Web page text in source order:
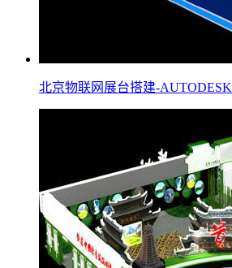
北京物联网展台搭建-AUTODESK